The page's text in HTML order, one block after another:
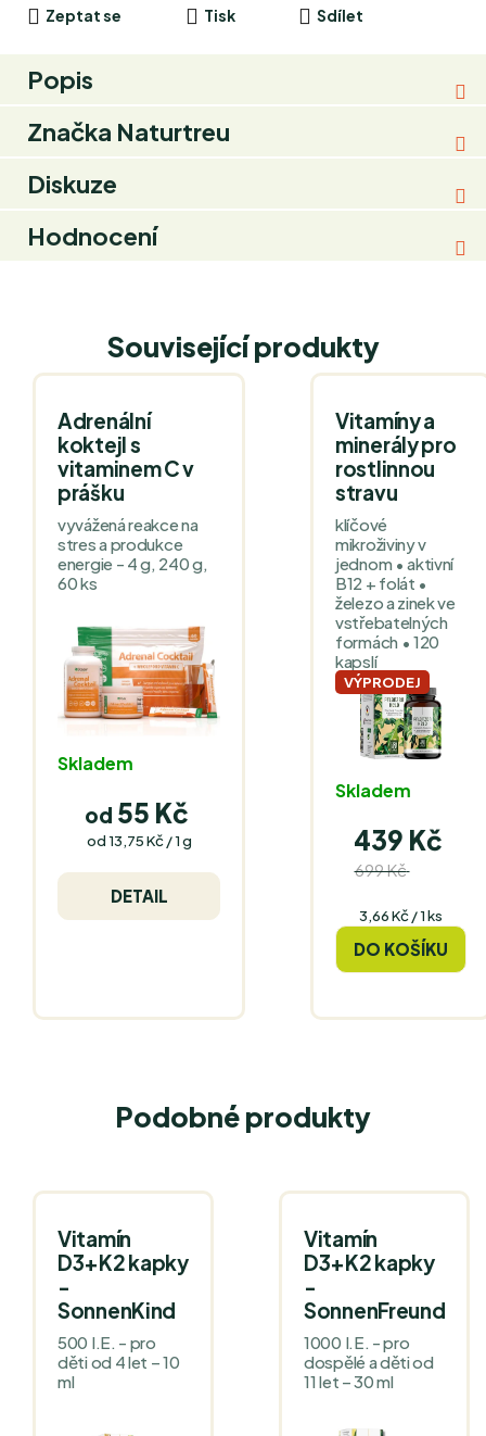
Tisk
Zeptat se
Sdílet
Popis
Značka Naturtreu
Diskuze
Hodnocení
Související produkty
Adrenální
koktejl s
vitaminem C v
prášku
vyvážená reakce na
stres a produkce
energie - 4 g, 240 g,
60 ks
Skladem
od 55 Kč
Měrná
od 13,75 Kč / 1 g
DETAIL
Vitamíny a
minerály pro
rostlinnou
stravu
klíčové
mikroživiny v
jednom • aktivní
B12 + folát •
železo a zinek ve
vstřebatelných
formách • 120
kapslí
VÝPRODEJ
Skladem
439 Kč
699 Kč
Měrná
3,66 Kč / 1 ks
DO KOŠÍKU
Podobné produkty
Vitamín
D3+K2 kapky
-
SonnenKind
500 I.E. - pro
děti od 4 let – 10
ml
Vitamín
D3+K2 kapky
-
SonnenFreund
1000 I.E. - pro
dospělé a děti od
11 let – 30 ml